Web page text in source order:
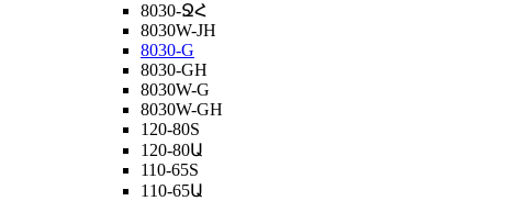
8030-ՋՀ
8030W-JH
8030-G
8030-GH
8030W-G
8030W-GH
120-80S
120-80Ա
110-65S
110-65Ա